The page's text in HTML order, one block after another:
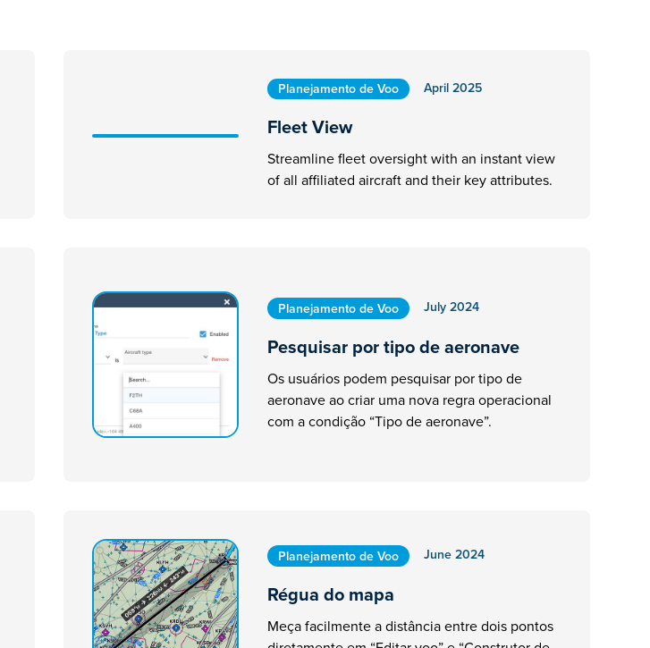
Planejamento de Voo April 2025
Fleet View
Streamline fleet oversight with an instant view
of all affiliated aircraft and their key attributes.
Planejamento de Voo July 2024
Pesquisar por tipo de aeronave
Os usuários podem pesquisar por tipo de
aeronave ao criar uma nova regra operacional
com a condição “Tipo de aeronave”.
Planejamento de Voo June 2024
Régua do mapa
Meça facilmente a distância entre dois pontos